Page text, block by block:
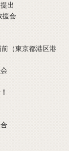
出
会
（東京都港区港
！